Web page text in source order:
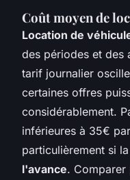
Coût moyen de
Location de
des périodes et des
tarif journalier
certaines offres
considérablement.
inférieures à 35€
particulièrement si
l'avance. Comparer